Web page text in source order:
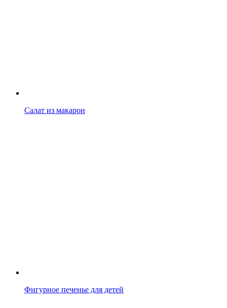
Салат из макарон
Фигурное печенье для детей